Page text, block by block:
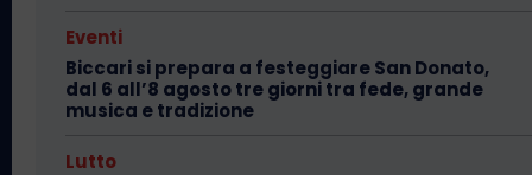
Eventi
Biccari si prepara a festeggiare San Donato,
dal 6 all’8 agosto tre giorni tra fede, grande
musica e tradizione
Lutto